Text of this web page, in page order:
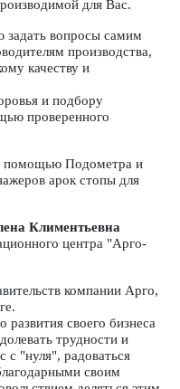
для Вас.
задать вопросы самим
производства,
качеству и
и подбору
проверенного
помощью Подометра и
арок стопы для
Климентьевна
центра "Арго-
компании Арго,
развития своего бизнеса
трудности и
с "нуля", радоваться
своим